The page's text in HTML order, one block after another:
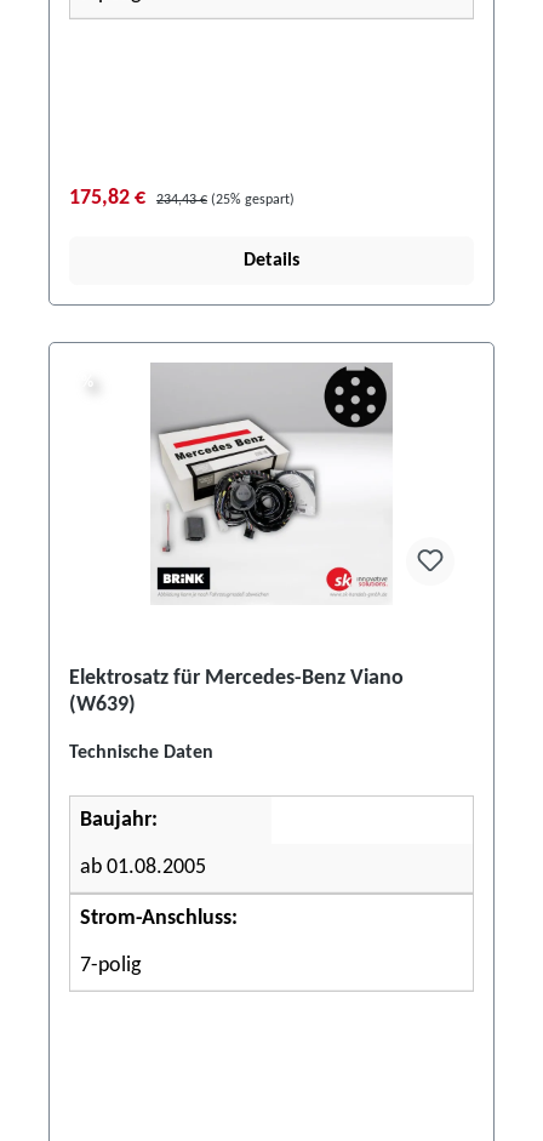
175,82 € 234,43 € (25% gespart)
Details
Elektrosatz für Mercedes-Benz Viano
(W639)
Technische Daten
Baujahr:
ab 01.08.2005
Strom-Anschluss:
7-polig